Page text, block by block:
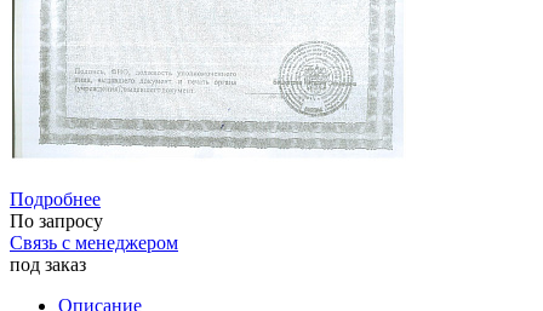
Подробнее
По запросу
Связь с менеджером
под заказ
Описание